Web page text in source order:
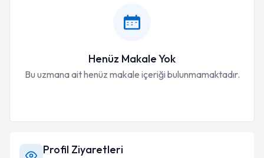
Henüz Makale Yok
Bu uzmana ait henüz makale içeriği bulunmamaktadır.
Profil Ziyaretleri